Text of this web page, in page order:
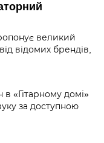
великий
відомих брендів,
«Гітарному домі»
за доступною